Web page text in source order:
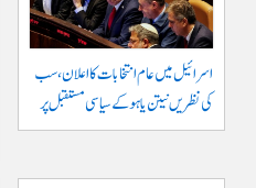
اسرائیل میں عام انتخابات کا اعلان، سب
کی نظریں نیتن یاہو کے سیاسی مستقبل پر